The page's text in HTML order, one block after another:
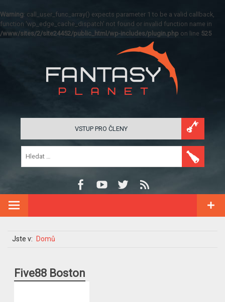
Warning: call_user_func_array() expects parameter 1 to be a valid callback,
function 'wp_edge_cache_dispatch' not found or invalid function name in
/www/sites/2/site24452/public_html/wp-includes/plugin.php on line 525
VSTUP PRO ČLENY
Jste v: Domů
Five88 Boston